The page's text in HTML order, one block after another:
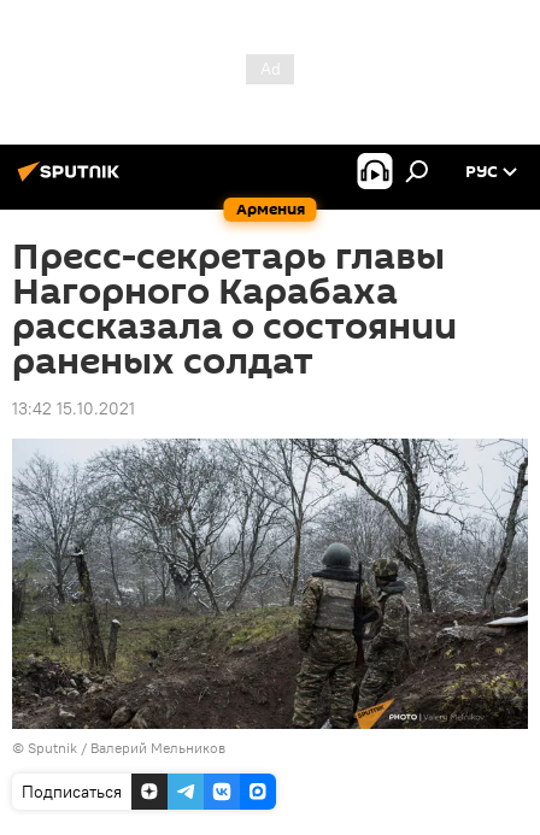
Армения
РУС
Пресс-секретарь главы
Нагорного Карабаха
рассказала о состоянии
раненых солдат
13:42 15.10.2021
© Sputnik / Валерий Мельников
Подписаться